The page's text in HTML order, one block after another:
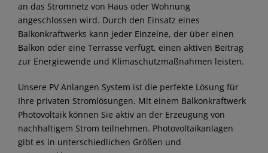
an das Stromnetz von Haus oder Wohnung
angeschlossen wird. Durch den Einsatz eines
Balkonkraftwerks kann jeder Einzelne, der über einen
Balkon oder eine Terrasse verfügt, einen aktiven Beitrag
zur Energiewende und Klimaschutzmaßnahmen leisten.
Unsere PV Anlangen System ist die perfekte Lösung für
Ihre privaten Stromlösungen. Mit einem Balkonkraftwerk
Photovoltaik können Sie aktiv an der Erzeugung von
nachhaltigem Strom teilnehmen. Photovoltaikanlagen
gibt es in unterschiedlichen Größen und